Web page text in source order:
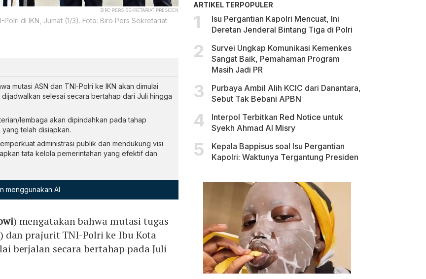
BIRO PERS SEKRETARIAT PRESIDEN
di IKN, Jumat (1/3). Foto: Biro Pers Sekretariat
mutasi ASN dan TNI-Polri ke IKN akan dimulai
selesai secara bertahap dari Juli hingga
lembaga akan dipindahkan pada tahap
telah disiapkan.
administrasi publik dan mendukung visi
tata kelola pemerintahan yang efektif dan
menggunakan AI
) mengatakan bahwa mutasi tugas
dan prajurit TNI-Polri ke Ibu Kota
berjalan secara bertahap pada Juli
ARTIKEL TERPOPULER
Isu Pergantian Kapolri Mencuat, Ini
Deretan Jenderal Bintang Tiga di Polri
Survei Ungkap Komunikasi Kemenkes
Sangat Baik, Pemahaman Program
Masih Jadi PR
Purbaya Ambil Alih KCIC dari Danantara,
Sebut Tak Bebani APBN
Interpol Terbitkan Red Notice untuk
Syekh Ahmad Al Misry
Kepala Bappisus soal Isu Pergantian
Kapolri: Waktunya Tergantung Presiden